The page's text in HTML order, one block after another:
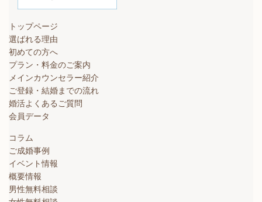
トップページ
選ばれる理由
初めての方へ
プラン・料金のご案内
メインカウンセラー紹介
ご登録・結婚までの流れ
婚活よくあるご質問
会員データ
コラム
ご成婚事例
イベント情報
概要情報
男性無料相談